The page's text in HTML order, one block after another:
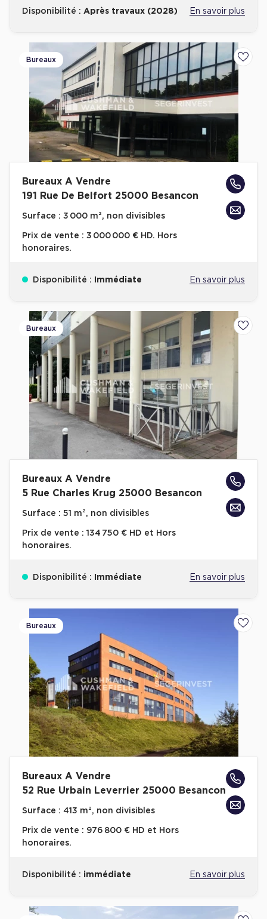
Cas Clients
Disponibilité : Après travaux (2028) En savoir plus
Bureaux
Bureaux A Vendre
191 Rue De Belfort 25000 Besancon
Surface : 3 000 m², non divisibles
Prix de vente : 3 000 000 € HD. Hors
honoraires.
Disponibilité : Immédiate En savoir plus
Bureaux
Bureaux A Vendre
5 Rue Charles Krug 25000 Besancon
Surface : 51 m², non divisibles
Prix de vente : 134 750 € HD et Hors
honoraires.
Disponibilité : Immédiate En savoir plus
Bureaux
Bureaux A Vendre
52 Rue Urbain Leverrier 25000 Besancon
Surface : 413 m², non divisibles
Prix de vente : 976 800 € HD et Hors
honoraires.
Disponibilité : immédiate En savoir plus